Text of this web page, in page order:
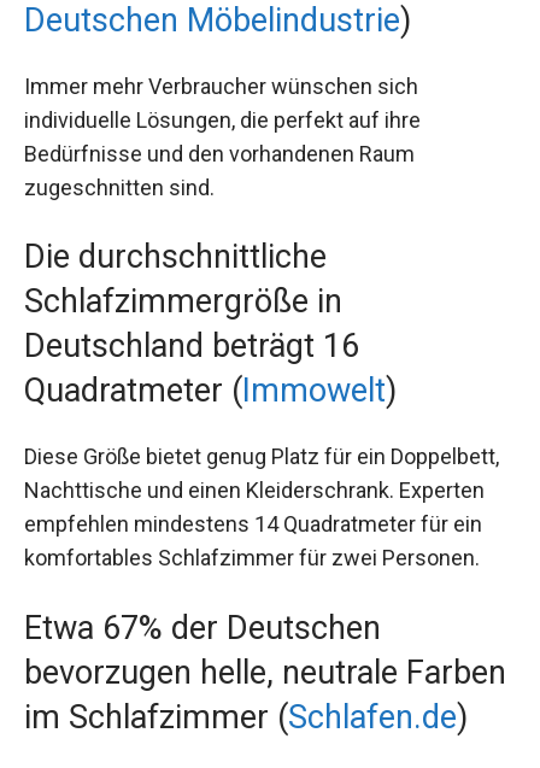
Deutschen Möbelindustrie)
Immer mehr Verbraucher wünschen sich
individuelle Lösungen, die perfekt auf ihre
Bedürfnisse und den vorhandenen Raum
zugeschnitten sind.
Die durchschnittliche
Schlafzimmergröße in
Deutschland beträgt 16
Quadratmeter ( Immowelt)
Diese Größe bietet genug Platz für ein Doppelbett,
Nachttische und einen Kleiderschrank. Experten
empfehlen mindestens 14 Quadratmeter für ein
komfortables Schlafzimmer für zwei Personen.
Etwa 67% der Deutschen
bevorzugen helle, neutrale Farben
im Schlafzimmer (Schlafen.de)